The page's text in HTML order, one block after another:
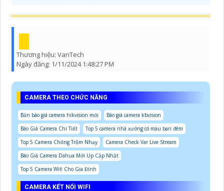
Thương hiệu: VanTech
Ngày đăng: 1/11/2024 1:48:27 PM
CAMERA THEO CHỨC NĂNG
Bản báo giá camera hikvision mới
Báo giá camera kbvision
Báo Giá Camera Chi Tiết
Top 5 camera nhà xưởng có màu ban đêm
Top 5 Camera Chống Trộm Nhạy
Camera Check Var Live Stream
Báo Giá Camera Dahua Mới Up Cập Nhật
Top 5 Camera Wifi Cho Gia Đình
CAMERA KẾT NỐI WIFI